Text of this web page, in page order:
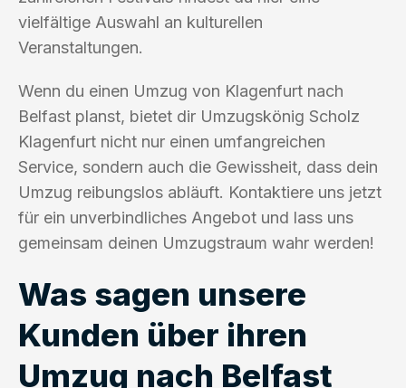
vielfältige Auswahl an kulturellen
Veranstaltungen.
Wenn du einen Umzug von Klagenfurt nach
Belfast planst, bietet dir Umzugskönig Scholz
Klagenfurt nicht nur einen umfangreichen
Service, sondern auch die Gewissheit, dass dein
Umzug reibungslos abläuft. Kontaktiere uns jetzt
für ein unverbindliches Angebot und lass uns
gemeinsam deinen Umzugstraum wahr werden!
Was sagen unsere
Kunden über ihren
Umzug nach Belfast